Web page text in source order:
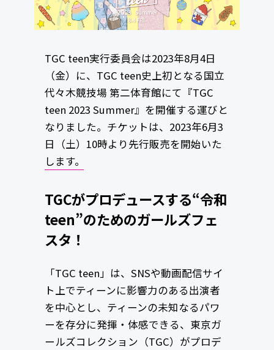
TGC teen実行委員会は2023年8月4日
（金）に、TGC teen史上初となる国立
代々木競技場 第二体育館にて『TGC
teen 2023 Summer』を開催する運びと
なりました。チケットは、2023年6月3
日（土）10時より先行販売を開始いた
します。
TGCがプロデュースする“令和
teen”のためのガールズフェ
スタ！
「TGC teen」は、SNSや動画配信サイ
ト上でティーンに影響力のある出演者
を中心とし、ティーンの未知なるパワ
ーを存分に発揮・体感できる、東京ガ
ールズコレクション（TGC）がプロデ